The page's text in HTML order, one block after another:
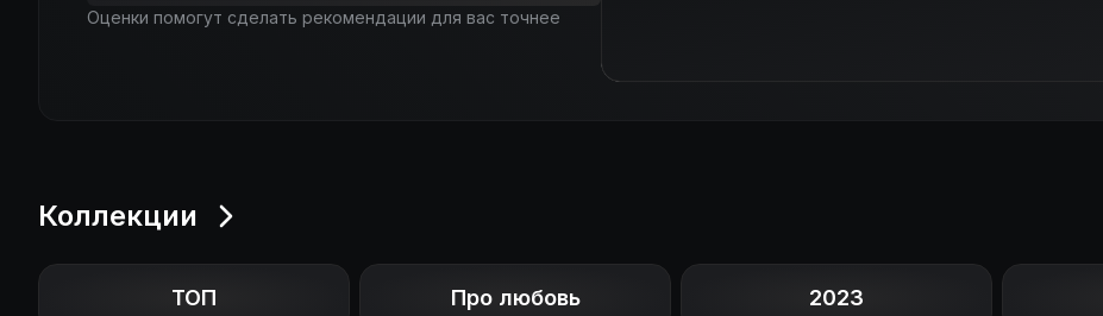
Оценки помогут сделать рекомендации для вас точнее
Коллекции
ТОП Про любовь 2023